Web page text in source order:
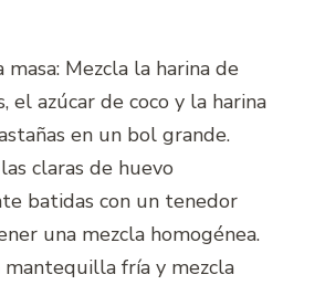
masa: Mezcla la harina de
el azúcar de coco y la harina
en un bol grande.
claras de huevo
batidas con un tenedor
una mezcla homogénea.
fría y mezcla